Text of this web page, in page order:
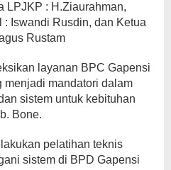
LPJKP : H.Ziaurahman,
Iswandi Rusdin, dan Ketua
Rustam
layanan BPC Gapensi
menjadi mandatori dalam
sistem untuk kebituhan
Bone.
pelatihan teknis
sistem di BPD Gapensi